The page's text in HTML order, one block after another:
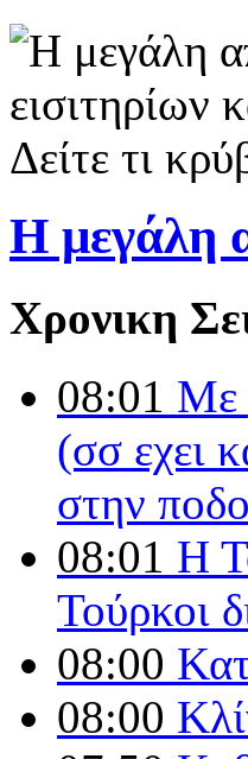
H μεγάλη
Χρονικη
08:01 Με
(σσ εχει
στην
08:01 Η
Τούρκοι
08:00
08:00